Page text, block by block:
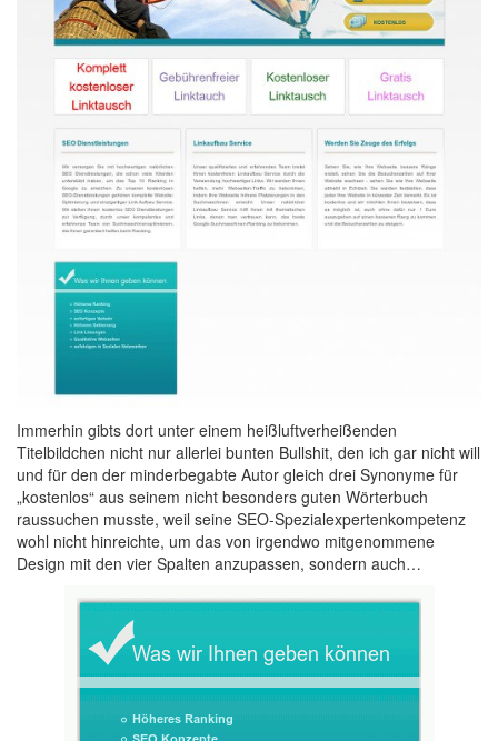
Immerhin gibts dort unter einem heißluftverheißenden
Titelbildchen nicht nur allerlei bunten Bullshit, den ich gar nicht will
und für den der minderbegabte Autor gleich drei Synonyme für
„kostenlos“ aus seinem nicht besonders guten Wörterbuch
raussuchen musste, weil seine SEO-Spezialexpertenkompetenz
wohl nicht hinreichte, um das von irgendwo mitgenommene
Design mit den vier Spalten anzupassen, sondern auch…